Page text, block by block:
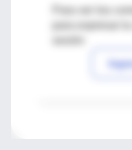
Para ver los